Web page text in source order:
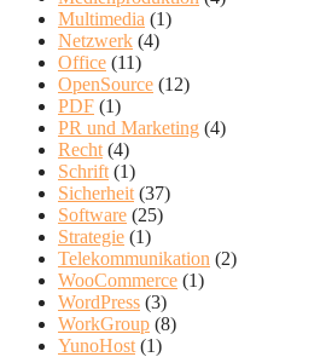
Multimedia (1)
Netzwerk (4)
Office (11)
OpenSource (12)
PDF (1)
PR und Marketing (4)
Recht (4)
Schrift (1)
Sicherheit (37)
Software (25)
Strategie (1)
Telekommunikation (2)
WooCommerce (1)
WordPress (3)
WorkGroup (8)
YunoHost (1)